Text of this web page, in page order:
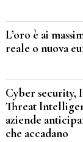
L’oro è ai
reale o nuova
Cyber security,
Threat
aziende
che accadano